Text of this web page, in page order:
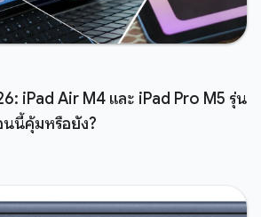
iPad Air M4 และ iPad Pro M5 รุ่น
นนี้คุ้มหรือยัง?